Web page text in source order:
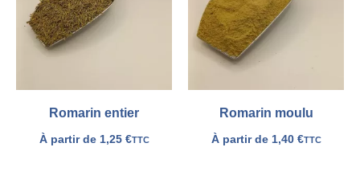
Romarin entier
À partir de 1,25 €TTC
Romarin moulu
À partir de 1,40 €TTC